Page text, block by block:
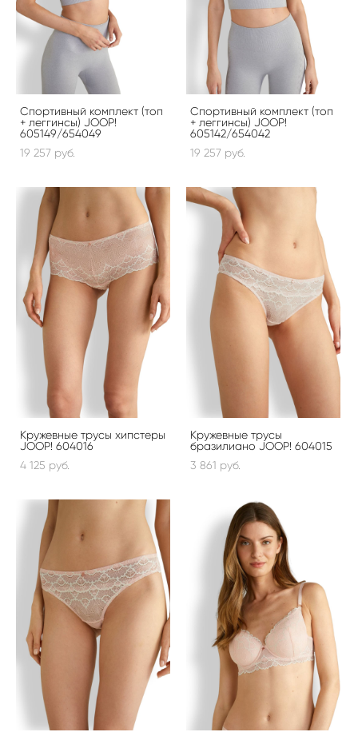
Спортивный комплект (топ
+ леггинсы) JOOP!
605149/654049
19 257 pуб.
Спортивный комплект (топ
+ леггинсы) JOOP!
605142/654042
19 257 pуб.
Кружевные трусы хипстеры
JOOP! 604016
4 125 pуб.
Кружевные трусы
бразилиано JOOP! 604015
3 861 pуб.